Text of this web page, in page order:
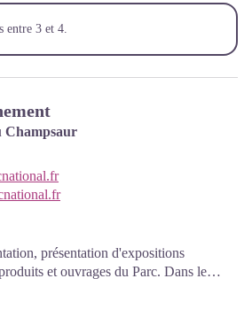
entre 3 et 4.
Champsaur
présentation d'expositions
et ouvrages du Parc. Dans le
l'office du Tourisme du Haut-